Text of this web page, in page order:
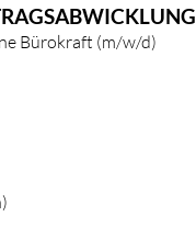
Bürokraft (m/w/d)